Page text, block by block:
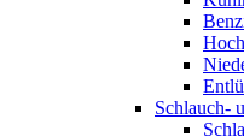
Schlauch-